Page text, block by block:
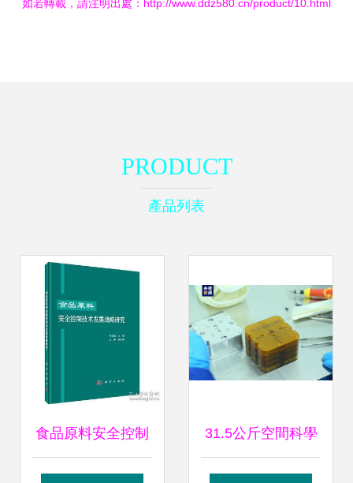
如若轉載，請注明出處：http://www.ddz580.cn/product/10.html
PRODUCT
產品列表
食品原料安全控制 31.5公斤空間科學